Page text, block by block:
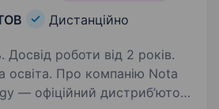
Дистанційно
Досвід роботи від 2 років.
Nota
— офіційний дистриб’ютор